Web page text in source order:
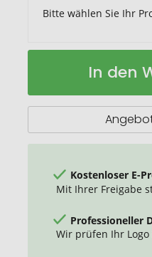
Bitte wählen Sie Ihr
Holz
In den
Kostenloser E-
Mit Ihrer Freigabe
Professioneller
Wir prüfen Ihr